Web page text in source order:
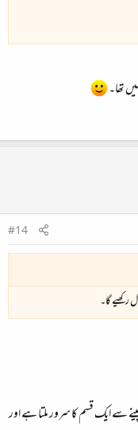
تھا۔
#14
رکھیے گا۔
سے ایک قسم کا سرور ملتا ہے اور